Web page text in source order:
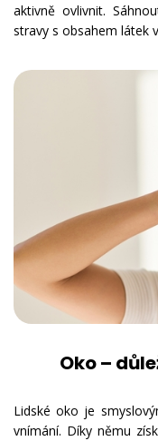
aktivně ovlivnit.
stravy s obsahem látek
Oko –
Lidské oko je
vnímání. Díky němu